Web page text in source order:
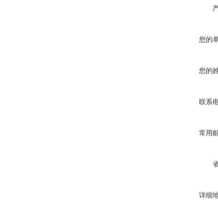
您的
您的
联系
常用
详细